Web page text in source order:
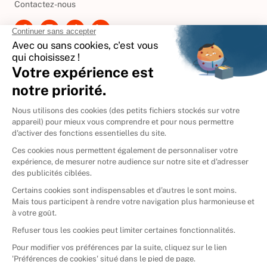
Contactez-nous
International
🇪🇸Espagne
🇩🇪Allemagne
🇮🇹 Italie